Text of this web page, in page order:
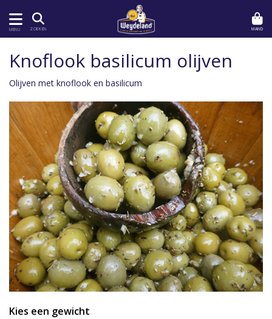
MENU ZOEKEN MAND
Knoflook basilicum olijven
Olijven met knoflook en basilicum
Kies een gewicht